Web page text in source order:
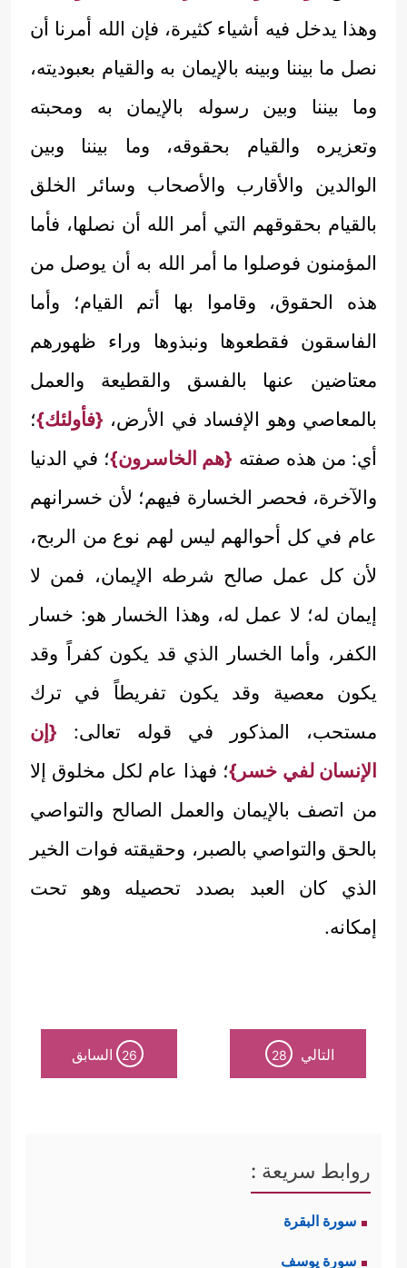
وهذا يدخل فيه أشياء كثيرة، فإن الله أمرنا أن
نصل ما بيننا وبينه بالإيمان به والقيام بعبوديته،
وما بيننا وبين رسوله بالإيمان به ومحبته
وتعزيره والقيام بحقوقه، وما بيننا وبين
الوالدين والأقارب والأصحاب وسائر الخلق
بالقيام بحقوقهم التي أمر الله أن نصلها، فأما
المؤمنون فوصلوا ما أمر الله به أن يوصل من
هذه الحقوق، وقاموا بها أتم القيام؛ وأما
الفاسقون فقطعوها ونبذوها وراء ظهورهم
معتاضين عنها بالفسق والقطيعة والعمل
بالمعاصي وهو الإفساد في الأرض، {فأولئك}؛
أي: من هذه صفته {هم الخاسرون}؛ في الدنيا
والآخرة، فحصر الخسارة فيهم؛ لأن خسرانهم
عام في كل أحوالهم ليس لهم نوع من الربح،
لأن كل عمل صالح شرطه الإيمان، فمن لا
إيمان له؛ لا عمل له، وهذا الخسار هو: خسار
الكفر، وأما الخسار الذي قد يكون كفراً وقد
يكون معصية وقد يكون تفريطاً في ترك
مستحب، المذكور في قوله تعالى: {إن
الإنسان لفي خسر}؛ فهذا عام لكل مخلوق إلا
من اتصف بالإيمان والعمل الصالح والتواصي
بالحق والتواصي بالصبر، وحقيقته فوات الخير
الذي كان العبد بصدد تحصيله وهو تحت
إمكانه.
التالي 28
26 السابق
روابط سريعة :
سورة البقرة
سورة يوسف